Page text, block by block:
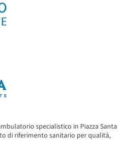
specialistico in Piazza Santa
di riferimento sanitario per qualità,